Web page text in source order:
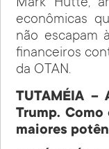
Mark Hutte,
econômicas
não escapam
financeiros
da OTAN.
TUTAMÉIA
Trump.
maiores